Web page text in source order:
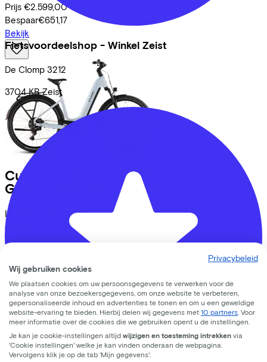
Fietsvoordeelshop - Winkel Zeist
De Clomp 3212
3704 KB Zeist
Prijs €2.599,00
Bespaar€651,17
Bekijk
Cube
TOURING HYBRID ONE 600
GLACIER/REFLEX
(2026)
Leaseprijs p/m vanaf
€63,65
Prijs
Bekijk
Privacybeleid
Wij gebruiken cookies
We plaatsen cookies om uw persoonsgegevens te verwerken voor de
analyse van onze bezoekersgegevens, om onze website te verbeteren,
gepersonaliseerde inhoud en advertenties te tonen en om u een geweldige
website-ervaring te bieden. Hierbij delen wij gegevens met 10 partners . Voor
meer informatie over de cookies die we gebruiken opent u de instellingen.
Je kan je cookie-instellingen altijd wijzigen en toesteming intrekken via
'Cookie instellingen' welke je kan vinden onderaan de webpagina.
Vervolgens klik je op de tab ‘Mijn gegevens'.